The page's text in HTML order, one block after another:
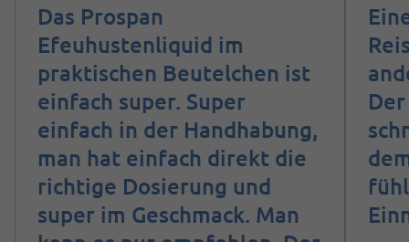
Das Prospan
Efeuhustenliquid im
praktischen Beutelchen ist
einfach super. Super
einfach in der Handhabung,
man hat einfach direkt die
richtige Dosierung und
super im Geschmack. Man